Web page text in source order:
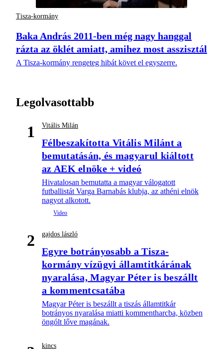
Tisza-kormány
Baka András 2011-ben még nagy hanggal
rázta az öklét amiatt, amihez most asszisztál
A Tisza-kormány rengeteg hibát követ el egyszerre.
Legolvasottabb
1 Vitális Milán
Félbeszakította Vitális Milánt a
bemutatásán, és magyarul kiáltott
az AEK elnöke + videó
Hivatalosan bemutatta a magyar válogatott
futballistát Varga Barnabás klubja, az athéni elnök
nagyot alkotott.
2 gajdos lászló
Egyre botrányosabb a Tisza-
kormány vízügyi államtitkárának
nyaralása, Magyar Péter is beszállt
a kommentcsatába
Magyar Péter is beszállt a tiszás államtitkár
botrányos nyaralása miatti kommentharcba, közben
öngólt lőve magának.
kincs